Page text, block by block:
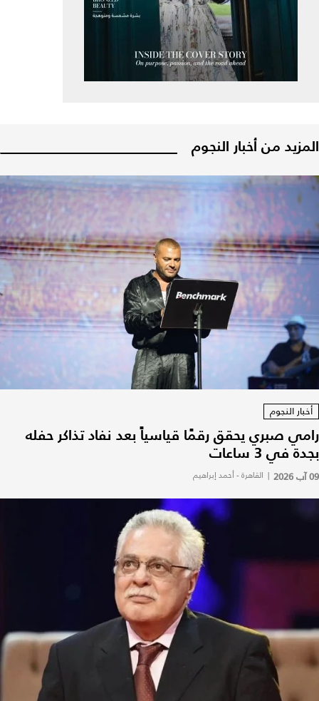
المزيد من أخبار النجوم
أخبار النجوم
رامي صبري يحقق رقمًا قياسياً بعد نفاد تذاكر حفله
بجدة في 3 ساعات
09 آب 2026 | القاهرة - أحمد إبراهيم